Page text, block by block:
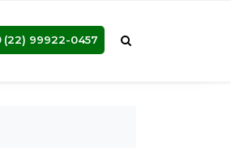
(22) 99922-0457